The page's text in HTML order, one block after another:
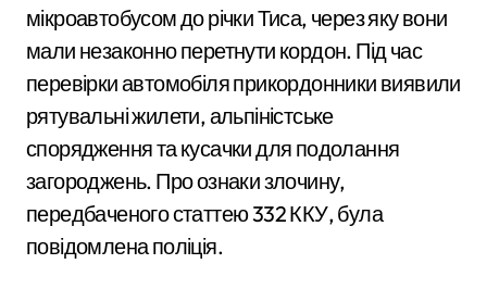
мікроавтобусом до річки Тиса, через яку вони
мали незаконно перетнути кордон. Під час
перевірки автомобіля прикордонники виявили
рятувальні жилети, альпіністське
спорядження та кусачки для подолання
загороджень. Про ознаки злочину,
передбаченого статтею 332 ККУ, була
повідомлена поліція.